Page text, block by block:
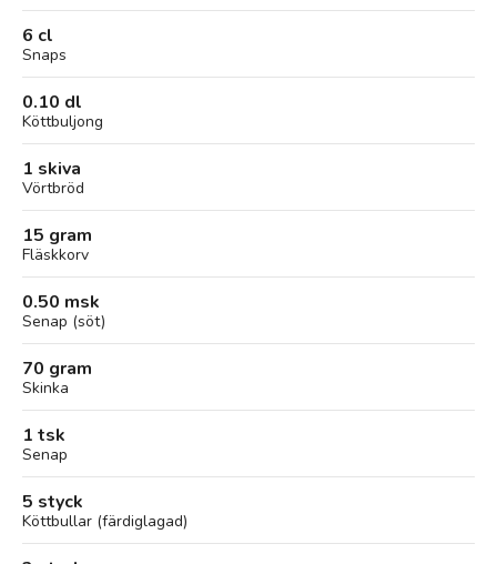
6 cl
Snaps
0.10 dl
Köttbuljong
1 skiva
Vörtbröd
15 gram
Fläskkorv
0.50 msk
Senap (söt)
70 gram
Skinka
1 tsk
Senap
5 styck
Köttbullar (färdiglagad)